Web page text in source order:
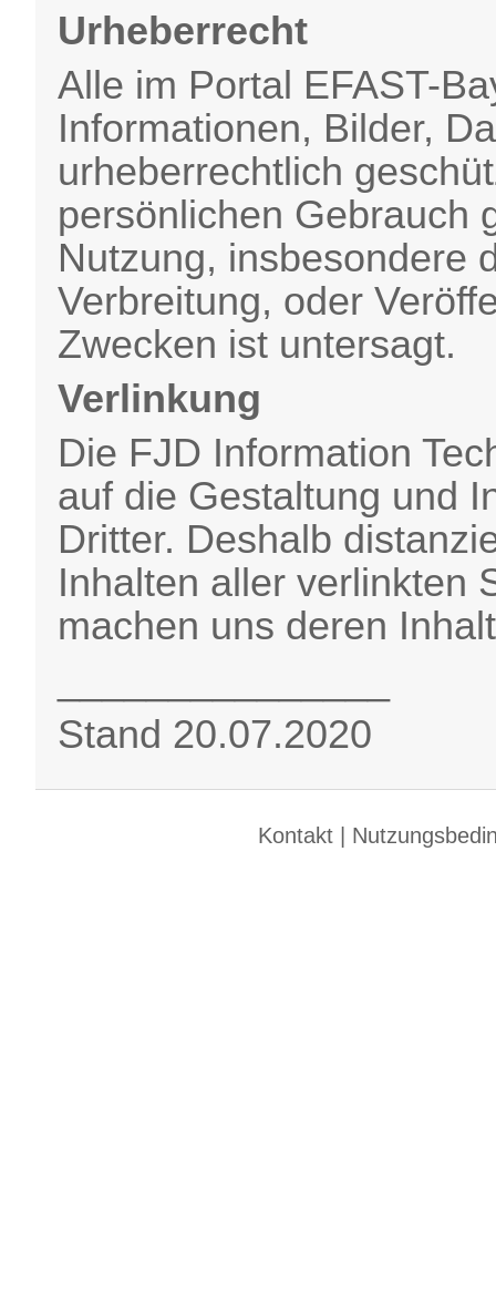
Urheberrecht
Alle im Portal EFAST-
Informationen, Bilder,
urheberrechtlich
persönlichen Gebrauch
Nutzung, insbesondere
Verbreitung, oder
Zwecken ist untersagt.
Verlinkung
Die FJD Information
auf die Gestaltung und
Dritter. Deshalb
Inhalten aller verlinkten
machen uns deren
Stand 20.07.2020
Kontakt